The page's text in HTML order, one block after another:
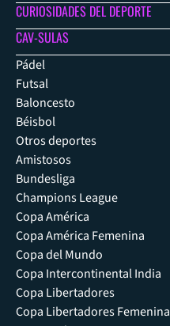
CURIOSIDADES DEL DEPORTE
CAV-SULAS
Pádel
Futsal
Baloncesto
Béisbol
Otros deportes
Amistosos
Bundesliga
Champions League
Copa América
Copa América Femenina
Copa del Mundo
Copa Intercontinental India
Copa Libertadores
Copa Libertadores Femenina